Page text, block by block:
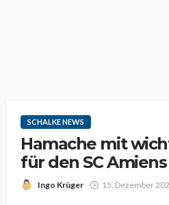
SCHALKE NEWS
Hamache mit
für den SC Amiens
Ingo Krüger 15. Dezember